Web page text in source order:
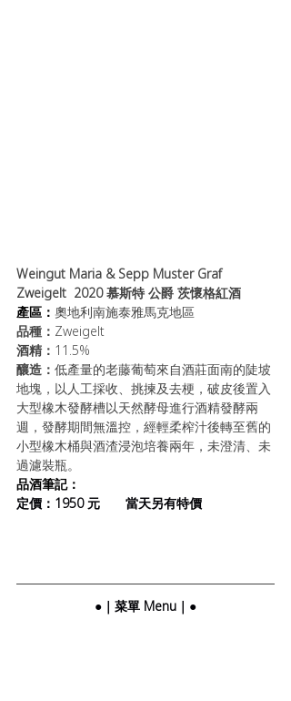
Weingut Maria & Sepp Muster Graf
Zweigelt  2020 慕斯特 公爵 茨懷格紅酒
產區： 奧地利南施泰雅馬克地區
品種： Zweigelt
酒精： 11.5%
釀造： 低產量的老藤葡萄來自酒莊面南的陡坡
地塊，以人工採收、挑揀及去梗，破皮後置入
大型橡木發酵槽以天然酵母進行酒精發酵兩
週，發酵期間無溫控，經輕柔榨汁後轉至舊的
小型橡木桶與酒渣浸泡培養兩年，未澄清、未
過濾裝瓶。
品酒筆記：
定價：1950 元       當天另有特價
●｜菜單 Menu｜●